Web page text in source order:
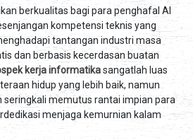
berkualitas bagi para penghafal Al
kompetensi teknis yang
tantangan industri masa
dan berbasis kecerdasan buatan
kerja informatikasangatlah luas
hidup yang lebih baik, namun
seringkali memutus rantai impian para
menjaga kemurnian kalam